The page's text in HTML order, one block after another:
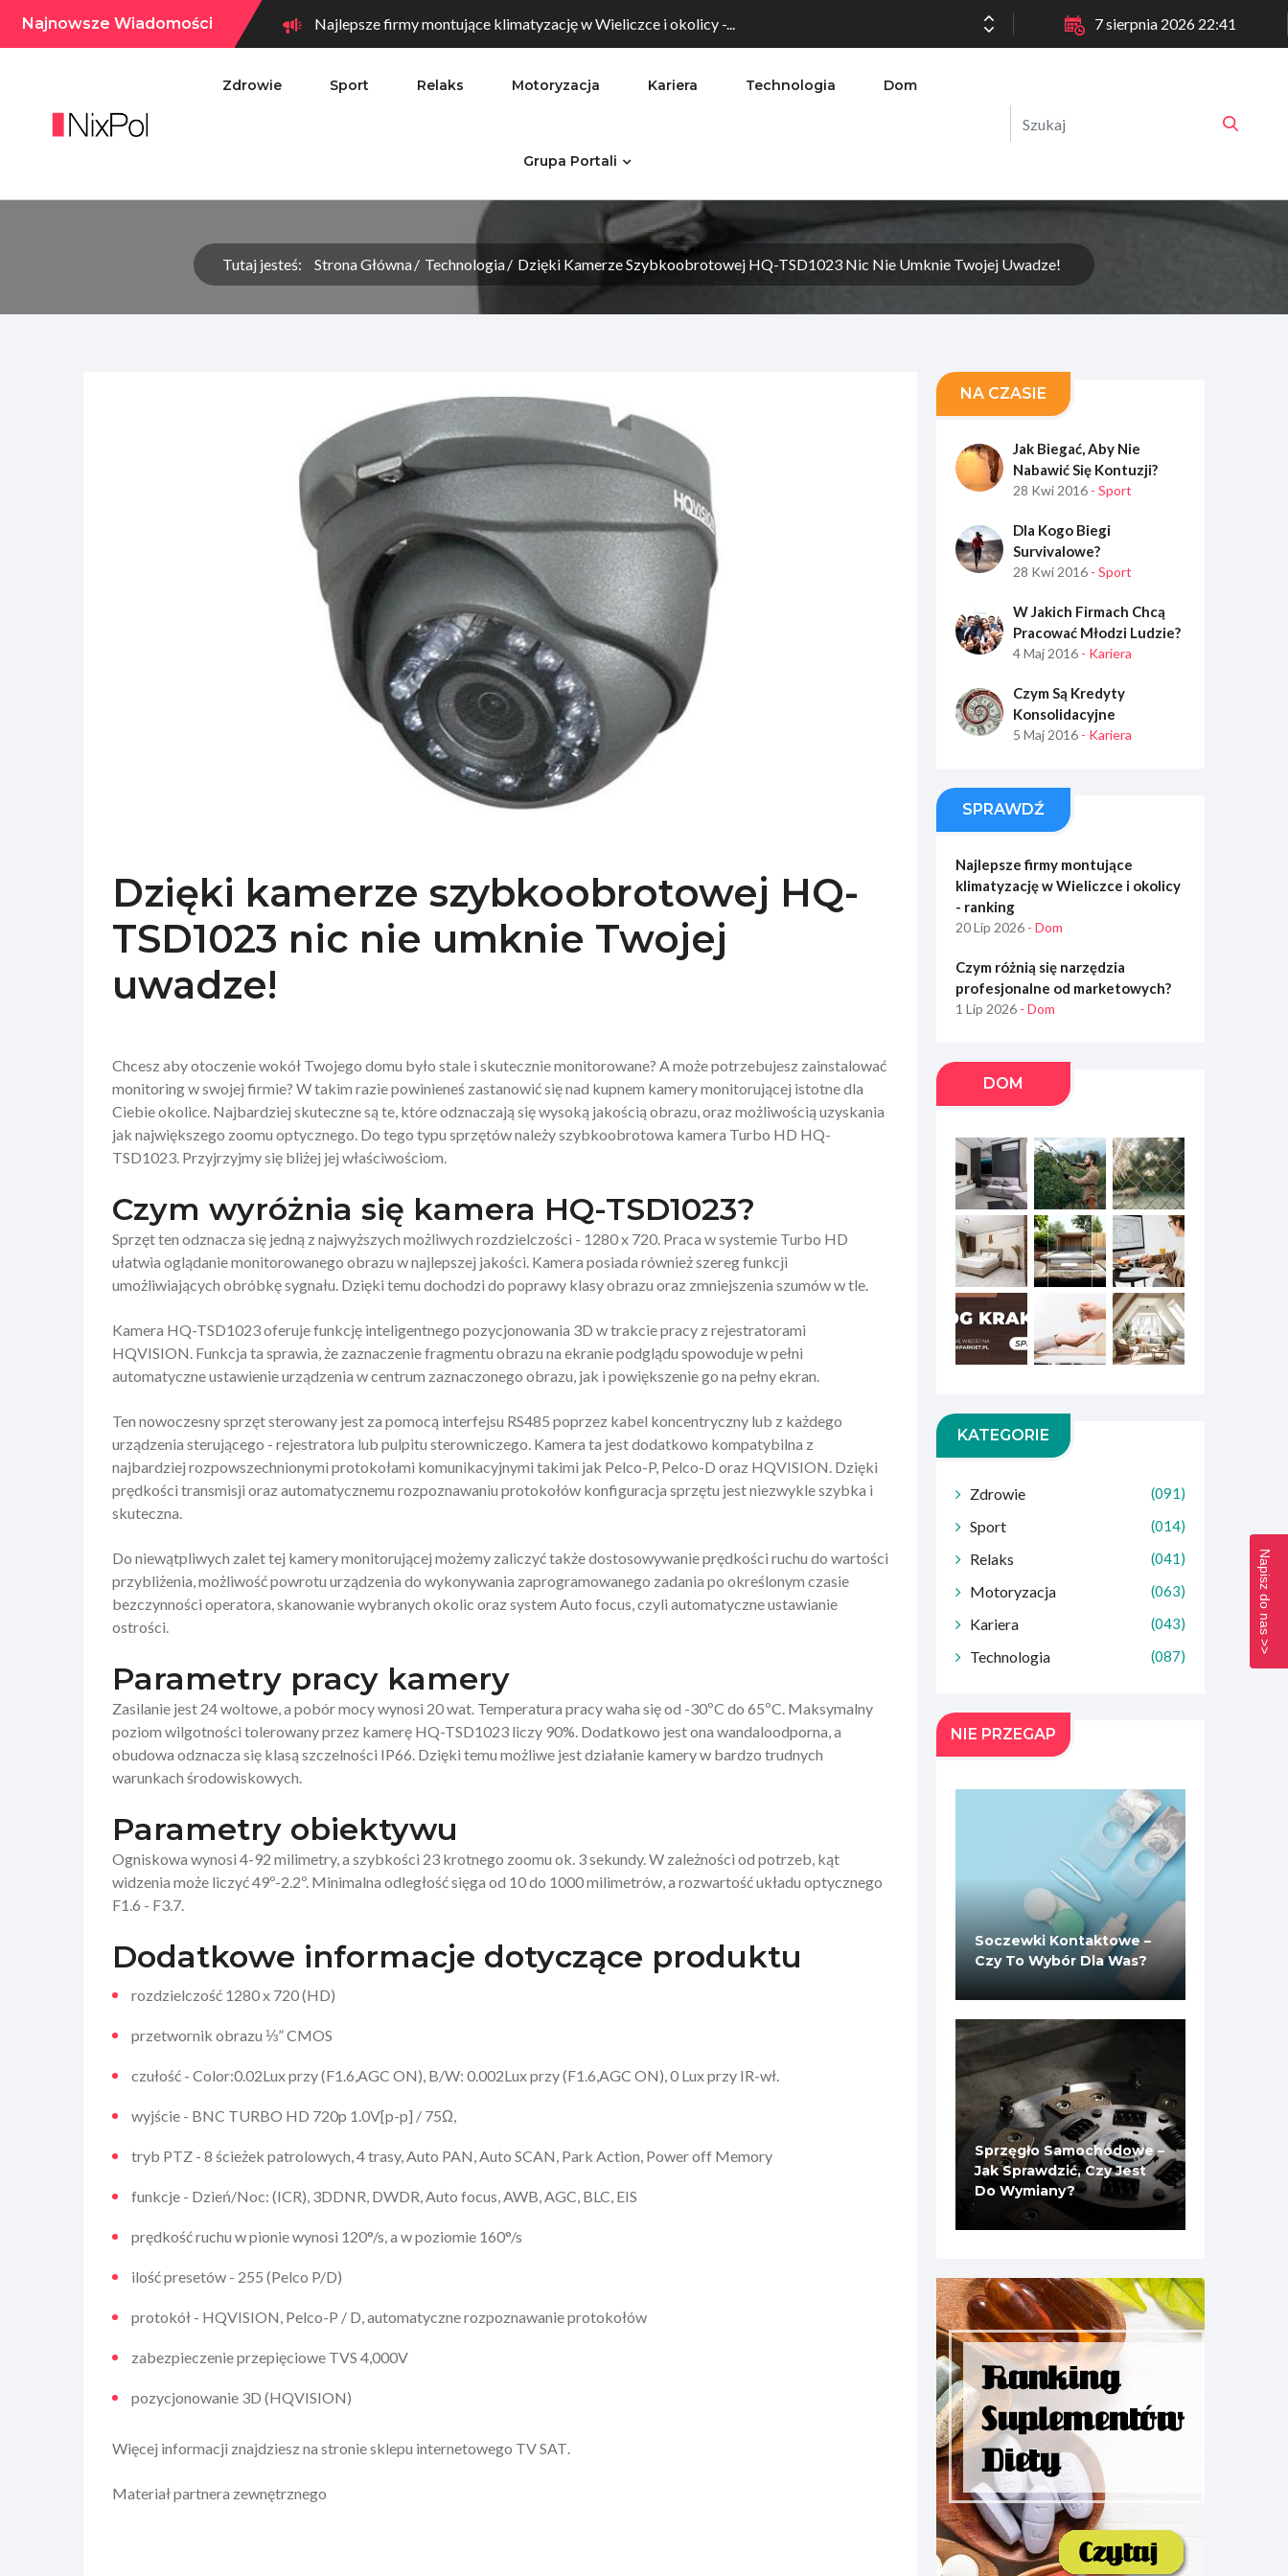
Najnowsze Wiadomości Najlepsze firmy montujące klimatyzację w Wieliczce i okolicy -... 7 sierpnia 2026 22:41
Zdrowie Sport Relaks Motoryzacja Kariera Technologia Dom
Grupa Portali
Tutaj jesteś: Strona Główna Technologia Dzięki Kamerze Szybkoobrotowej HQ-TSD1023 Nic Nie Umknie Twojej Uwadze!
Dzięki kamerze szybkoobrotowej HQ-
TSD1023 nic nie umknie Twojej
uwadze!
Chcesz aby otoczenie wokół Twojego domu było stale i skutecznie monitorowane? A może potrzebujesz zainstalować
monitoring w swojej firmie? W takim razie powinieneś zastanowić się nad kupnem kamery monitorującej istotne dla
Ciebie okolice. Najbardziej skuteczne są te, które odznaczają się wysoką jakością obrazu, oraz możliwością uzyskania
jak największego zoomu optycznego. Do tego typu sprzętów należy szybkoobrotowa kamera Turbo HD HQ-
TSD1023. Przyjrzyjmy się bliżej jej właściwościom.
Czym wyróżnia się kamera HQ-TSD1023?
Sprzęt ten odznacza się jedną z najwyższych możliwych rozdzielczości - 1280 x 720. Praca w systemie Turbo HD
ułatwia oglądanie monitorowanego obrazu w najlepszej jakości. Kamera posiada również szereg funkcji
umożliwiających obróbkę sygnału. Dzięki temu dochodzi do poprawy klasy obrazu oraz zmniejszenia szumów w tle.
Kamera HQ-TSD1023 oferuje funkcję inteligentnego pozycjonowania 3D w trakcie pracy z rejestratorami
HQVISION. Funkcja ta sprawia, że zaznaczenie fragmentu obrazu na ekranie podglądu spowoduje w pełni
automatyczne ustawienie urządzenia w centrum zaznaczonego obrazu, jak i powiększenie go na pełny ekran.
Ten nowoczesny sprzęt sterowany jest za pomocą interfejsu RS485 poprzez kabel koncentryczny lub z każdego
urządzenia sterującego - rejestratora lub pulpitu sterowniczego. Kamera ta jest dodatkowo kompatybilna z
najbardziej rozpowszechnionymi protokołami komunikacyjnymi takimi jak Pelco-P, Pelco-D oraz HQVISION. Dzięki
prędkości transmisji oraz automatycznemu rozpoznawaniu protokołów konfiguracja sprzętu jest niezwykle szybka i
skuteczna.
Do niewątpliwych zalet tej kamery monitorującej możemy zaliczyć także dostosowywanie prędkości ruchu do wartości
przybliżenia, możliwość powrotu urządzenia do wykonywania zaprogramowanego zadania po określonym czasie
bezczynności operatora, skanowanie wybranych okolic oraz system Auto focus, czyli automatyczne ustawianie
ostrości.
Parametry pracy kamery
Zasilanie jest 24 woltowe, a pobór mocy wynosi 20 wat. Temperatura pracy waha się od -30ºC do 65ºC. Maksymalny
poziom wilgotności tolerowany przez kamerę HQ-TSD1023 liczy 90%. Dodatkowo jest ona wandaloodporna, a
obudowa odznacza się klasą szczelności IP66. Dzięki temu możliwe jest działanie kamery w bardzo trudnych
warunkach środowiskowych.
Parametry obiektywu
Ogniskowa wynosi 4-92 milimetry, a szybkości 23 krotnego zoomu ok. 3 sekundy. W zależności od potrzeb, kąt
widzenia może liczyć 49º-2.2º. Minimalna odległość sięga od 10 do 1000 milimetrów, a rozwartość układu optycznego
F1.6 - F3.7.
Dodatkowe informacje dotyczące produktu
rozdzielczość 1280 x 720 (HD)
przetwornik obrazu ⅓” CMOS
czułość - Color:0.02Lux przy (F1.6,AGC ON), B/W: 0.002Lux przy (F1.6,AGC ON), 0 Lux przy IR-wł.
wyjście - BNC TURBO HD 720p 1.0V[p-p] / 75Ω,
tryb PTZ - 8 ścieżek patrolowych, 4 trasy, Auto PAN, Auto SCAN, Park Action, Power off Memory
funkcje - Dzień/Noc: (ICR), 3DDNR, DWDR, Auto focus, AWB, AGC, BLC, EIS
prędkość ruchu w pionie wynosi 120°/s, a w poziomie 160°/s
ilość presetów - 255 (Pelco P/D)
protokół - HQVISION, Pelco-P / D, automatyczne rozpoznawanie protokołów
zabezpieczenie przepięciowe TVS 4,000V
pozycjonowanie 3D (HQVISION)
Więcej informacji znajdziesz na stronie sklepu internetowego TV SAT.
Materiał partnera zewnętrznego
NA CZASIE
Jak Biegać, Aby Nie
Nabawić Się Kontuzji?
28 Kwi 2016 - Sport
Dla Kogo Biegi
Survivalowe?
28 Kwi 2016 - Sport
W Jakich Firmach Chcą
Pracować Młodzi Ludzie?
4 Maj 2016 - Kariera
Czym Są Kredyty
Konsolidacyjne
5 Maj 2016 - Kariera
SPRAWDŹ
Najlepsze firmy montujące
klimatyzację w Wieliczce i okolicy
- ranking
20 Lip 2026 - Dom
Czym różnią się narzędzia
profesjonalne od marketowych?
1 Lip 2026 - Dom
DOM
KATEGORIE
Zdrowie (091)
Sport (014)
Relaks (041)
Motoryzacja (063)
Kariera (043)
Technologia (087)
NIE PRZEGAP
Soczewki Kontaktowe –
Czy To Wybór Dla Was?
Sprzęgło Samochodowe –
Jak Sprawdzić, Czy Jest
Do Wymiany?
Napisz do nas >>